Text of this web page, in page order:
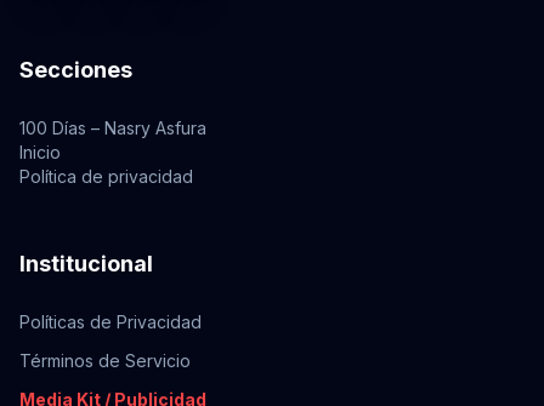
Secciones
100 Días – Nasry Asfura
Inicio
Política de privacidad
Institucional
Políticas de Privacidad
Términos de Servicio
Media Kit / Publicidad